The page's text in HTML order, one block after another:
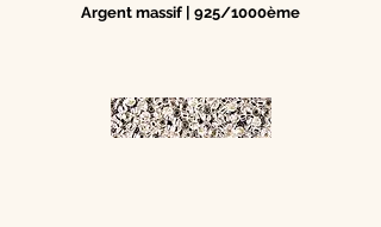
Argent massif | 925/1000ème